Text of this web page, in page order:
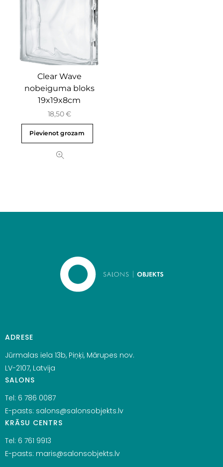
Clear Wave
nobeiguma bloks
19x19x8cm
18,50€
Pievienot grozam
ADRESE
Jūrmalas iela 13b, Piņķi, Mārupes nov.
LV-2107, Latvija
SALONS
Tel: 6 786 0087
E-pasts: salons@salonsobjekts.lv
KRĀSU CENTRS
Tel: 6 761 9913
E-pasts: maris@salonsobjekts.lv